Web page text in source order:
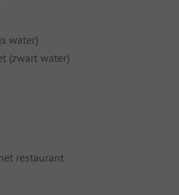
water)
(zwart water)
restaurant